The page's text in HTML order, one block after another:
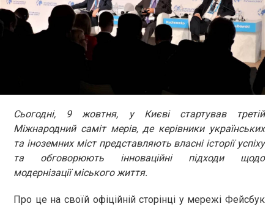
Сьогодні, 9 жовтня, у Києві стартував третій
Міжнародний саміт мерів, де керівники українських
та іноземних міст представляють власні історії успіху
та обговорюють інноваційні підходи щодо
модернізації міського життя.
Про це на своїй офіційній сторінці у мережі Фейсбук